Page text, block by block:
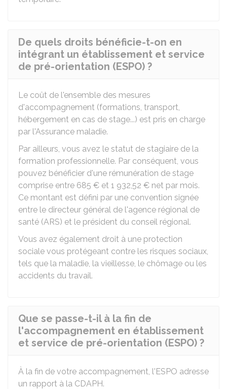
De quels droits bénéficie-t-on en
intégrant un établissement et service
de pré-orientation (ESPO) ?
Le coût de l'ensemble des mesures
d'accompagnement (formations, transport,
hébergement en cas de stage...) est pris en charge
par l'Assurance maladie.
Par ailleurs, vous avez le statut de stagiaire de la
formation professionnelle. Par conséquent, vous
pouvez bénéficier d'une rémunération de stage
comprise entre 685 € et 1 932,52 € net par mois.
Ce montant est défini par une convention signée
entre le directeur général de l'agence régional de
santé (ARS) et le président du conseil régional.
Vous avez également droit à une protection
sociale vous protégeant contre les risques sociaux,
tels que la maladie, la vieillesse, le chômage ou les
accidents du travail.
Que se passe-t-il à la fin de
l'accompagnement en établissement
et service de pré-orientation (ESPO) ?
À la fin de votre accompagnement, l'ESPO adresse
un rapport à la CDAPH.